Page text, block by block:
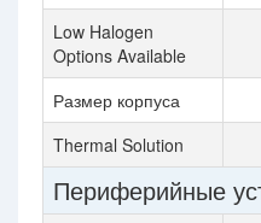
Low Halogen
Options Available
Размер корпуса
Thermal Solution
Периферийные